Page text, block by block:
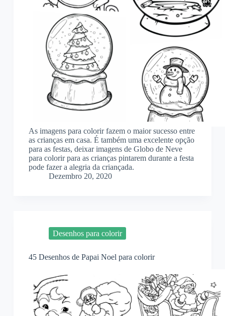
As imagens para colorir fazem o maior sucesso entre
as crianças em casa. É também uma excelente opção
para as festas, deixar imagens de Globo de Neve
para colorir para as crianças pintarem durante a festa
pode fazer a alegria da criançada.
Dezembro 20, 2020
Desenhos para colorir
45 Desenhos de Papai Noel para colorir